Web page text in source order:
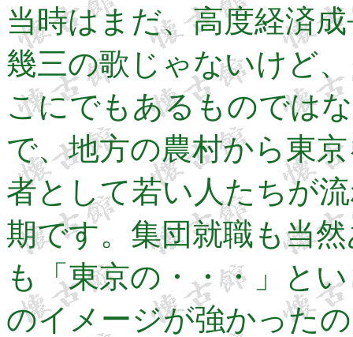
当時はまだ、高度経済
幾三の歌じゃないけど
こにでもあるものでは
で、地方の農村から東
者として若い人たちが
期です。集団就職も当
も「東京の・・・」と
のイメージが強かった